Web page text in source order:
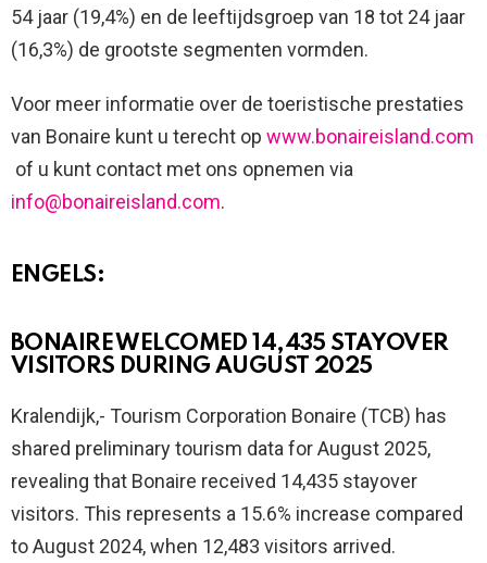
54 jaar (19,4%) en de leeftijdsgroep van 18 tot 24 jaar
(16,3%) de grootste segmenten vormden.
Voor meer informatie over de toeristische prestaties
van Bonaire kunt u terecht op www.bonaireisland.com
of u kunt contact met ons opnemen via
info@bonaireisland.com.
ENGELS:
BONAIRE WELCOMED 14,435 STAYOVER
VISITORS DURING AUGUST 2025
Kralendijk,- Tourism Corporation Bonaire (TCB) has
shared preliminary tourism data for August 2025,
revealing that Bonaire received 14,435 stayover
visitors. This represents a 15.6% increase compared
to August 2024, when 12,483 visitors arrived.